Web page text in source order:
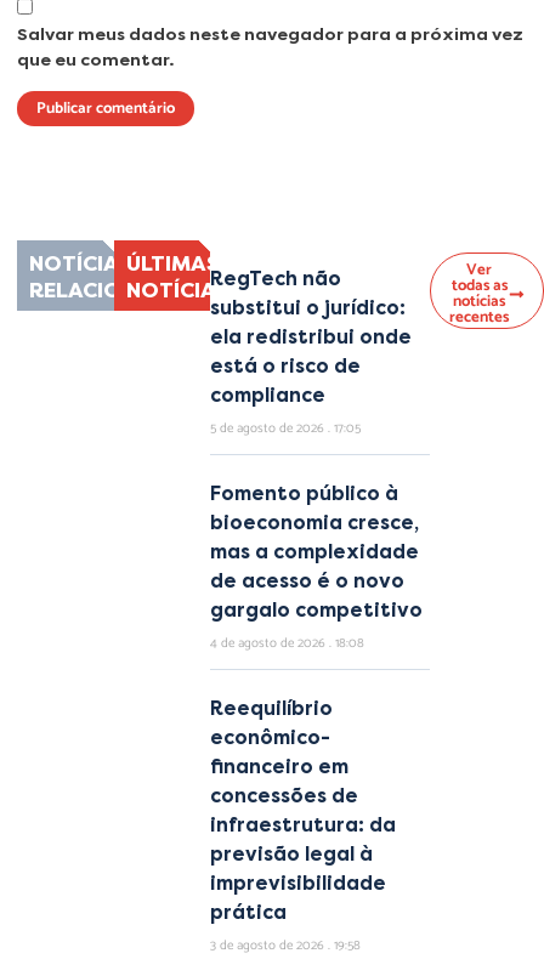
Salvar meus dados neste navegador para a próxima vez
que eu comentar.
NOTÍCIAS
RELACIONADAS
ÚLTIMAS
NOTÍCIASRegTech não
substitui o jurídico:
ela redistribui onde
está o risco de
compliance
5 de agosto de 2026 17:05
Fomento público à
bioeconomia cresce,
mas a complexidade
de acesso é o novo
gargalo competitivo
4 de agosto de 2026 18:08
Reequilíbrio
econômico-
financeiro em
concessões de
infraestrutura: da
previsão legal à
imprevisibilidade
prática
3 de agosto de 2026 19:58
Ver
todas as
notícias
recentes